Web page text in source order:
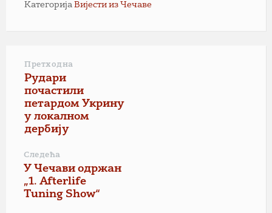
Категорија Вијести из Чечаве
Претходна
Рудари
почастили
петардом Укрину
у локалном
дербију
Следећа
У Чечави одржан
„1. Afterlife
Tuning Show“